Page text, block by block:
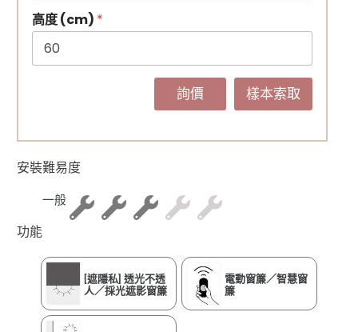
高度 (cm) *
詢價 樣本索取
安裝難易度
一般
功能
[遮隱私] 透光不透
人／採光遮影窗簾
電動窗簾／智慧窗
簾